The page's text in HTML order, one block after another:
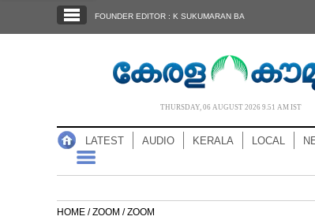
NOTIFIED NEWS
FOUNDER EDITOR : K SUKUMARAN BA
THURSDAY, 06 AUGUST 2026 9.51 AM IST
LATEST AUDIO KERALA LOCAL
HOME /ZOOM /ZOOM